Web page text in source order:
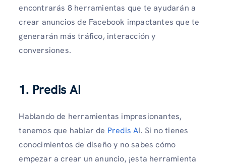
encontrarás 8 herramientas que te ayudarán a
crear anuncios de Facebook impactantes que te
generarán más tráfico, interacción y
conversiones.
1. Predis AI
Hablando de herramientas impresionantes,
tenemos que hablar de Predis AI. Si no tienes
conocimientos de diseño y no sabes cómo
empezar a crear un anuncio, ¡esta herramienta